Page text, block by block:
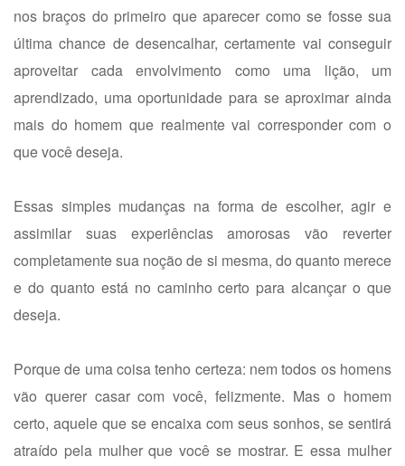
nos braços do primeiro que aparecer como se fosse sua
última chance de desencalhar, certamente vai conseguir
aproveitar cada envolvimento como uma lição, um
aprendizado, uma oportunidade para se aproximar ainda
mais do homem que realmente vai corresponder com o
que você deseja.
Essas simples mudanças na forma de escolher, agir e
assimilar suas experiências amorosas vão reverter
completamente sua noção de si mesma, do quanto merece
e do quanto está no caminho certo para alcançar o que
deseja.
Porque de uma coisa tenho certeza: nem todos os homens
vão querer casar com você, felizmente. Mas o homem
certo, aquele que se encaixa com seus sonhos, se sentirá
atraído pela mulher que você se mostrar. E essa mulher